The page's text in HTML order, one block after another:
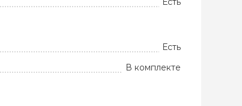
Есть
В комплекте